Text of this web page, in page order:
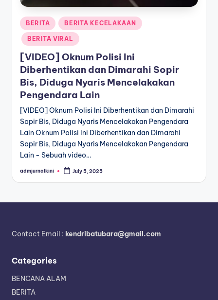
k
n
Posted
in
BERITA BERITA KECELAKAAN
BERITA VIRAL
[VIDEO] Oknum Polisi Ini
Diberhentikan dan Dimarahi Sopir
Bis, Diduga Nyaris Mencelakakan
Pengendara Lain
[VIDEO] Oknum Polisi Ini Diberhentikan dan Dimarahi
Sopir Bis, Diduga Nyaris Mencelakakan Pengendara
Lain Oknum Polisi Ini Diberhentikan dan Dimarahi
Sopir Bis, Diduga Nyaris Mencelakakan Pengendara
Lain - Sebuah video…
Posted
admjurnalkini July 5, 2025
Contact Email : kendribatubara@gmail.com
Categories
BENCANA ALAM
BERITA